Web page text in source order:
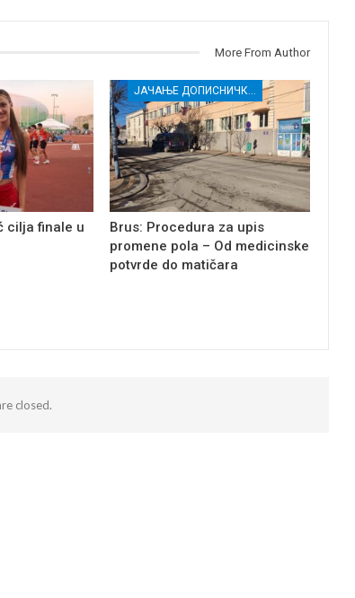
More From Author
cilja finale u
ЈАЧАЊЕ ДОПИСНИЧКЕ МРЕЖЕ НЕЗАВИСНИХ МЕДИЈА У РАСИНСКОМ ОКРУГУ
Brus: Procedura za upis
promene pola – Od medicinske
potvrde do matičara
closed.